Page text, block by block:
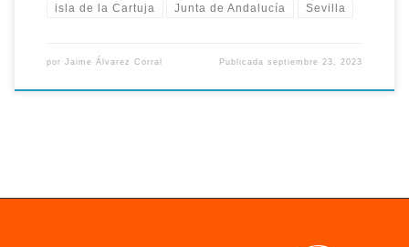
isla de la Cartuja Junta de Andalucía Sevilla
por Jaime Álvarez Corral Publicadaseptiembre 23, 2023